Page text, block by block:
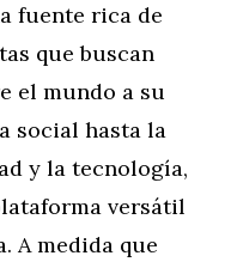
fuente rica de
que buscan
el mundo a su
social hasta la
y la tecnología,
versátil
A medida que